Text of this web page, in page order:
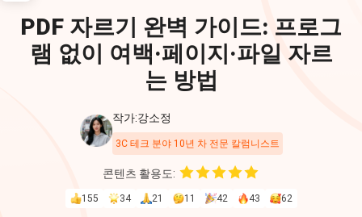
ReiBoot
4uKey
PDF 자르기 완벽 가이드: 프로그
램 없이 여백·페이지·파일 자르
는 방법
작가:강소정
3C 테크 분야 10년 차 전문 칼럼니스트
콘텐츠 활용도:
155 34 21 11 42 43 62